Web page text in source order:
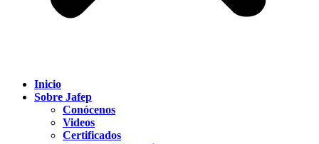
Inicio
Sobre Jafep
Conócenos
Videos
Certificados